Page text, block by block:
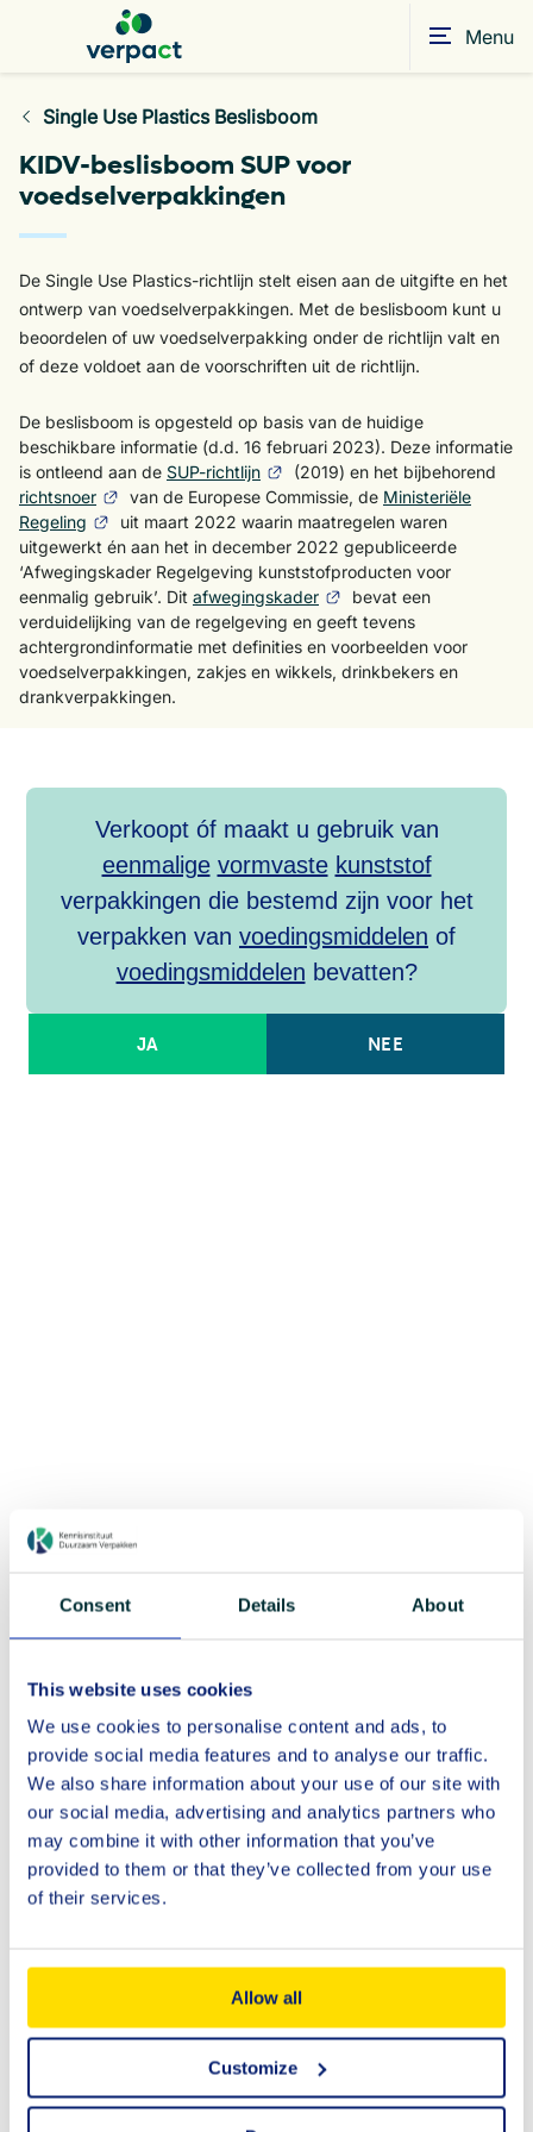
Consent Details About
This website uses cookies
We use cookies to personalise content and ads, to
provide social media features and to analyse our traffic.
We also share information about your use of our site with
our social media, advertising and analytics partners who
may combine it with other information that you’ve
provided to them or that they’ve collected from your use
of their services.
Allow all
Customize
Menu
Single Use Plastics Beslisboom
KIDV-beslisboom SUP voor
voedselverpakkingen
De Single Use Plastics-richtlijn stelt eisen aan de uitgifte en het
ontwerp van voedselverpakkingen. Met de beslisboom kunt u
beoordelen of uw voedselverpakking onder de richtlijn valt en
of deze voldoet aan de voorschriften uit de richtlijn.
De beslisboom is opgesteld op basis van de huidige
beschikbare informatie (d.d. 16 februari 2023). Deze informatie
is ontleend aan de SUP-richtlijn
(2019) en het bijbehorend
richtsnoer
van de Europese Commissie, de Ministeriële
Regeling
uit maart 2022 waarin maatregelen waren
uitgewerkt én aan het in december 2022 gepubliceerde
‘Afwegingskader Regelgeving kunststofproducten voor
eenmalig gebruik’. Dit afwegingskader
bevat een
verduidelijking van de regelgeving en geeft tevens
achtergrondinformatie met definities en voorbeelden voor
voedselverpakkingen, zakjes en wikkels, drinkbekers en
drankverpakkingen.